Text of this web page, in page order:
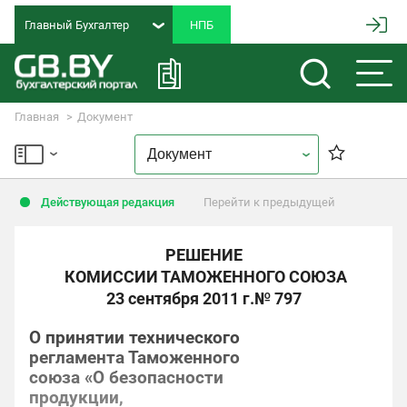
Главный Бухгалтер
Главная Документ
Действующая редакция Перейти к предыдущей
РЕШЕНИЕ
КОМИССИИ ТАМОЖЕННОГО СОЮЗА
23 сентября 2011 г.№ 797
О принятии технического
регламента Таможенного
союза «О безопасности
продукции,